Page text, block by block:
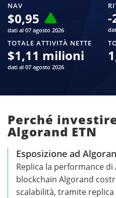
NAV
$0,95
dati al 07 agosto 2026
-
TOTALE ATTIVITÀ NETTE
$1,11 milioni
dati al 07 agosto 2026
Perché
Algorand ETN
Esposizione ad
Replica la performance di
blockchain Algorand
scalabilità, tramite